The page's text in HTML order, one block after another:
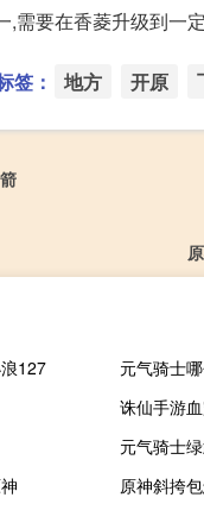
需要在香菱升级到一定
签： 地方 开原
127
元气骑士
诛仙手游
元气骑士
原神斜挎